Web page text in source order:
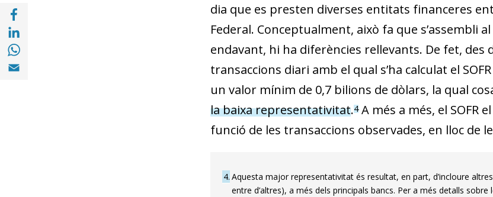
Compartir a Facebook (opens in a new window)
Compartir a with Linkedin (opens in a new window)
Compartir a with Whatsapp (opens in a new window)
Compartir a Email (opens in a new window)
dia que es presten diverses entitats financeres
Federal. Conceptualment, això fa que s’assembli
endavant, hi ha diferències rellevants. De fet, des
transaccions diari amb el qual s’ha calculat el
un valor mínim de 0,7 bilions de dòlars, la qual
la baixa representativitat.4A més a més, el SOFR
funció de les transac­­cions observades, en lloc de
4 Aquesta major representativitat és resultat, en part, d’incloure
entre d’altres), a més dels principals bancs. Per a més detalls